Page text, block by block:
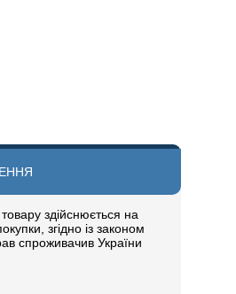
здійснюється на
згідно із законом
спроживачив України